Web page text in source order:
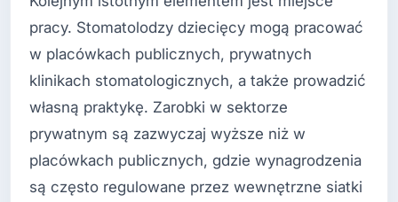
pracy. Stomatolodzy dziecięcy mogą pracować
w placówkach publicznych, prywatnych
klinikach stomatologicznych, a także prowadzić
własną praktykę. Zarobki w sektorze
prywatnym są zazwyczaj wyższe niż w
placówkach publicznych, gdzie wynagrodzenia
są często regulowane przez wewnętrzne siatki